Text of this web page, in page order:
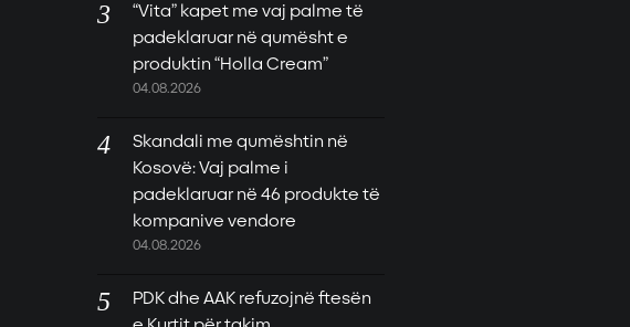
“Vita” kapet me vaj palme të
padeklaruar në qumësht e
produktin “Holla Cream”
04.08.2026
Skandali me qumështin në
Kosovë: Vaj palme i
padeklaruar në 46 produkte të
kompanive vendore
04.08.2026
PDK dhe AAK refuzojnë ftesën